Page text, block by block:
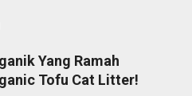
Yang Ramah
Tofu Cat Litter!